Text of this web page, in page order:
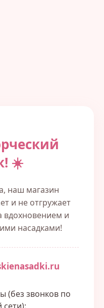
☀️
наш магазин
и не отгружает
вдохновением и
насадками!
(без звонков по